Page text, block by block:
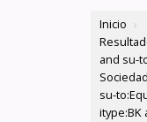
Inicio ›
and su-
su-
itype:BK